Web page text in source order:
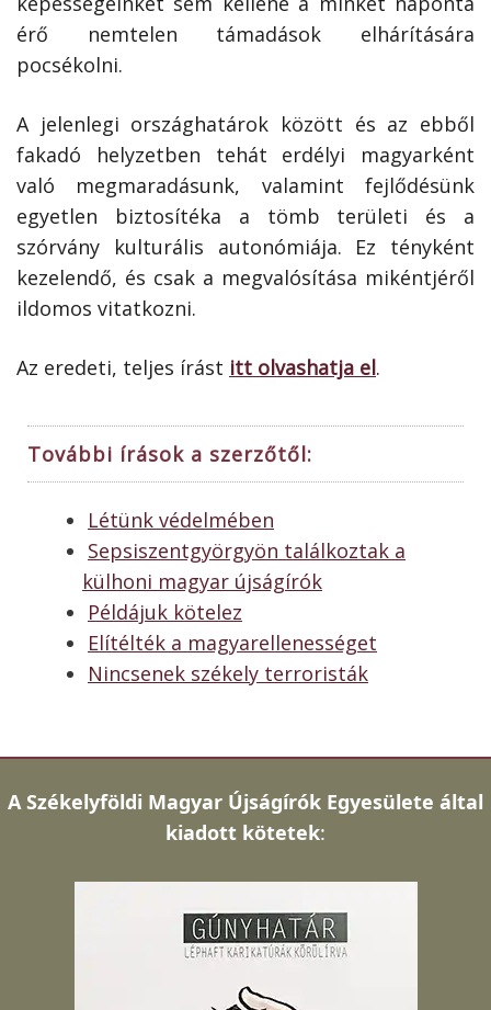
érő nemtelen támadások elhárítására
pocsékolni.
A jelenlegi országhatárok között és az ebből
fakadó helyzetben tehát erdélyi magyarként
való megmaradásunk, valamint fejlődésünk
egyetlen biztosítéka a tömb területi és a
szórvány kulturális autonómiája. Ez tényként
kezelendő, és csak a megvalósítása mikéntjéről
ildomos vitatkozni.
Az eredeti, teljes írást itt olvashatja el.
További írások a szerzőtől:
Létünk védelmében
Sepsiszentgyörgyön találkoztak a
külhoni magyar újságírók
Példájuk kötelez
Elítélték a magyarellenességet
Nincsenek székely terroristák
A Székelyföldi Magyar Újságírók Egyesülete által
kiadott kötetek: